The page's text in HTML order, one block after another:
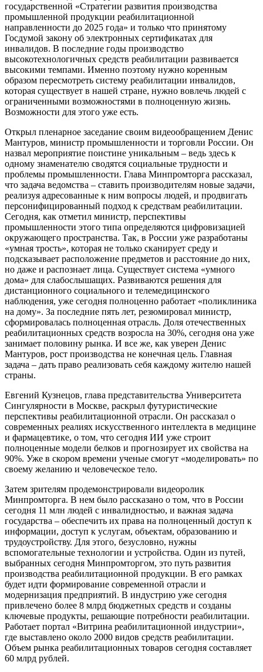
государственной «Стратегии развития производства
промышленной продукции реабилитационной
направленности до 2025 года» и только что принятому
Госдумой закону об электронных сертификатах для
инвалидов. В последние годы производство
высокотехнологичных средств реабилитации развивается
высокими темпами. Именно поэтому нужно коренным
образом пересмотреть систему реабилитации инвалидов,
которая существует в нашей стране, нужно вовлечь людей с
ограниченными возможностями в полноценную жизнь.
Возможности для этого уже есть.
Открыл пленарное заседание своим видеообращением Денис
Мантуров, министр промышленности и торговли России. Он
назвал мероприятие поистине уникальным – ведь здесь к
одному знаменателю сводятся социальные трудности и
проблемы промышленности. Глава Минпромторга рассказал,
что задача ведомства – ставить производителям новые задачи,
реализуя адресованные к ним вопросы людей, и продвигать
персонифицированный подход к средствам реабилитации.
Сегодня, как отметил министр, перспективы
промышленности этого типа определяются цифровизацией
окружающего пространства. Так, в России уже разработаны
«умная трость», которая не только сканирует среду и
подсказывает расположение предметов и расстояние до них,
но даже и распознает лица. Существует система «умного
дома» для слабослышащих. Развиваются решения для
дистанционного социального и телемедицинского
наблюдения, уже сегодня полноценно работает «поликлиника
на дому». За последние пять лет, резюмировал министр,
сформировалась полноценная отрасль. Доля отечественных
реабилитационных средств возросла на 30%, сегодня она уже
занимает половину рынка. И все же, как уверен Денис
Мантуров, рост производства не конечная цель. Главная
задача – дать право реализовать себя каждому жителю нашей
страны.
Евгений Кузнецов, глава представительства Университета
Сингулярности в Москве, раскрыл футуристические
перспективы реабилитационной отрасли. Он рассказал о
современных реалиях искусственного интеллекта в медицине
и фармацевтике, о том, что сегодня ИИ уже строит
полноценные модели белков и прогнозирует их свойства на
90%. Уже в скором времени ученые смогут «моделировать» по
своему желанию и человеческое тело.
Затем зрителям продемонстрировали видеоролик
Минпромторга. В нем было рассказано о том, что в России
сегодня 11 млн людей с инвалидностью, и важная задача
государства – обеспечить их права на полноценный доступ к
информации, доступ к услугам, объектам, образованию и
трудоустройству. Для этого, безусловно, нужны
вспомогательные технологии и устройства. Один из путей,
выбранных сегодня Минпромторгом, это путь развития
производства реабилитационной продукции. В его рамках
будет идти формирование современной отрасли и
модернизация предприятий. В индустрию уже сегодня
привлечено более 8 млрд бюджетных средств и созданы
ключевые продукты, решающие потребности реабилитации.
Работает портал «Витрина реабилитационной индустрии»,
где выставлено около 2000 видов средств реабилитации.
Объем рынка реабилитационных товаров сегодня составляет
60 млрд рублей.